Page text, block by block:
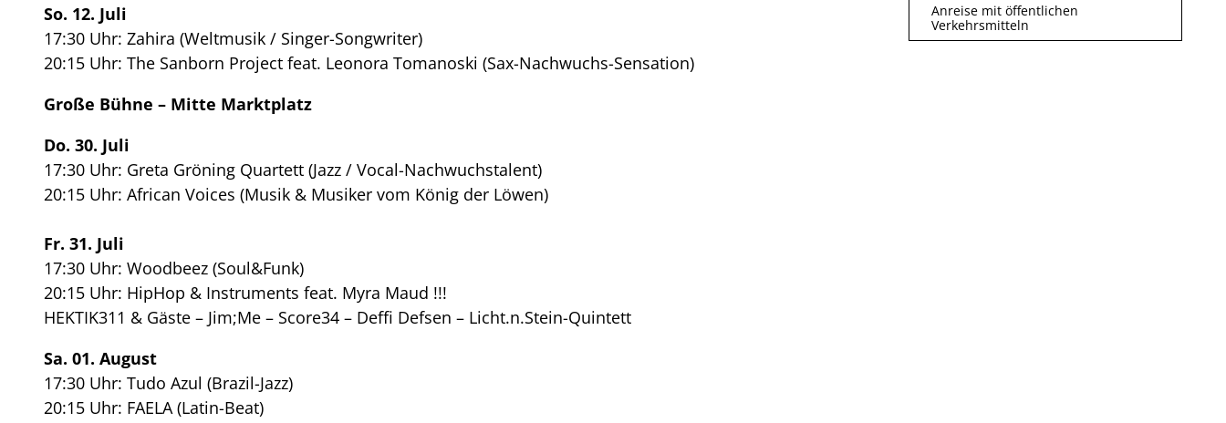
So. 12. Juli
17:30 Uhr: Zahira (Weltmusik / Singer-Songwriter)
20:15 Uhr: The Sanborn Project feat. Leonora Tomanoski (Sax-Nachwuchs-Sensation)
Große Bühne – Mitte Marktplatz
Do. 30. Juli
17:30 Uhr: Greta Gröning Quartett (Jazz / Vocal-Nachwuchstalent)
20:15 Uhr: African Voices (Musik & Musiker vom König der Löwen)
Fr. 31. Juli
17:30 Uhr: Woodbeez (Soul&Funk)
20:15 Uhr: HipHop & Instruments feat. Myra Maud !!!
HEKTIK311 & Gäste – Jim;Me – Score34 – Deffi Defsen – Licht.n.Stein-Quintett
Sa. 01. August
17:30 Uhr: Tudo Azul (Brazil-Jazz)
20:15 Uhr: FAELA (Latin-Beat)
Anreise mit öffentlichen
Verkehrsmitteln